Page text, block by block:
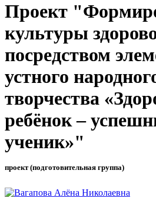
Проект
культуры
посредством
устного
творчества
ребёнок –
ученик»"
проект (подготовительная группа)